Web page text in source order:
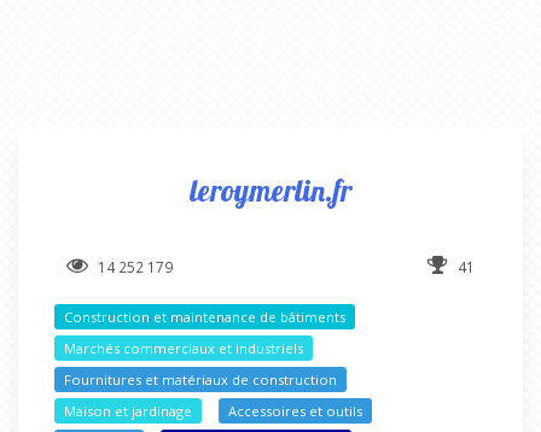
leroymerlin.fr
14 252 179 41
Construction et maintenance de bâtiments
Marchés commerciaux et industriels
Fournitures et matériaux de construction
Maison et jardinage
Accessoires et outils